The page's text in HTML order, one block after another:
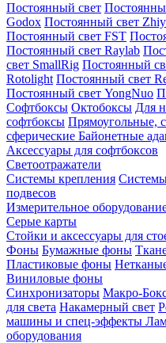
Постоянный свет
Godox Постоянный свет
Постоянный свет FST
Постоянный свет Raylab
свет SmallRig Постоянный
Rotolight Постоянный свет
Постоянный свет YongNuo
Софтбоксы Октобоксы Для
софтбоксы Прямоугольные,
сферические Байонетныe
Аксессуары для софтбоксов
Светоотражатели
Системы крепления
подвесов
Измерительное
Серые карты
Стойки и аксессуары для
Фоны Бумажные фоны
Пластиковые фоны
Виниловые фоны
Синхронизаторы Макро-
для света Накамерный свет
машины и спец-эффекты
оборудования